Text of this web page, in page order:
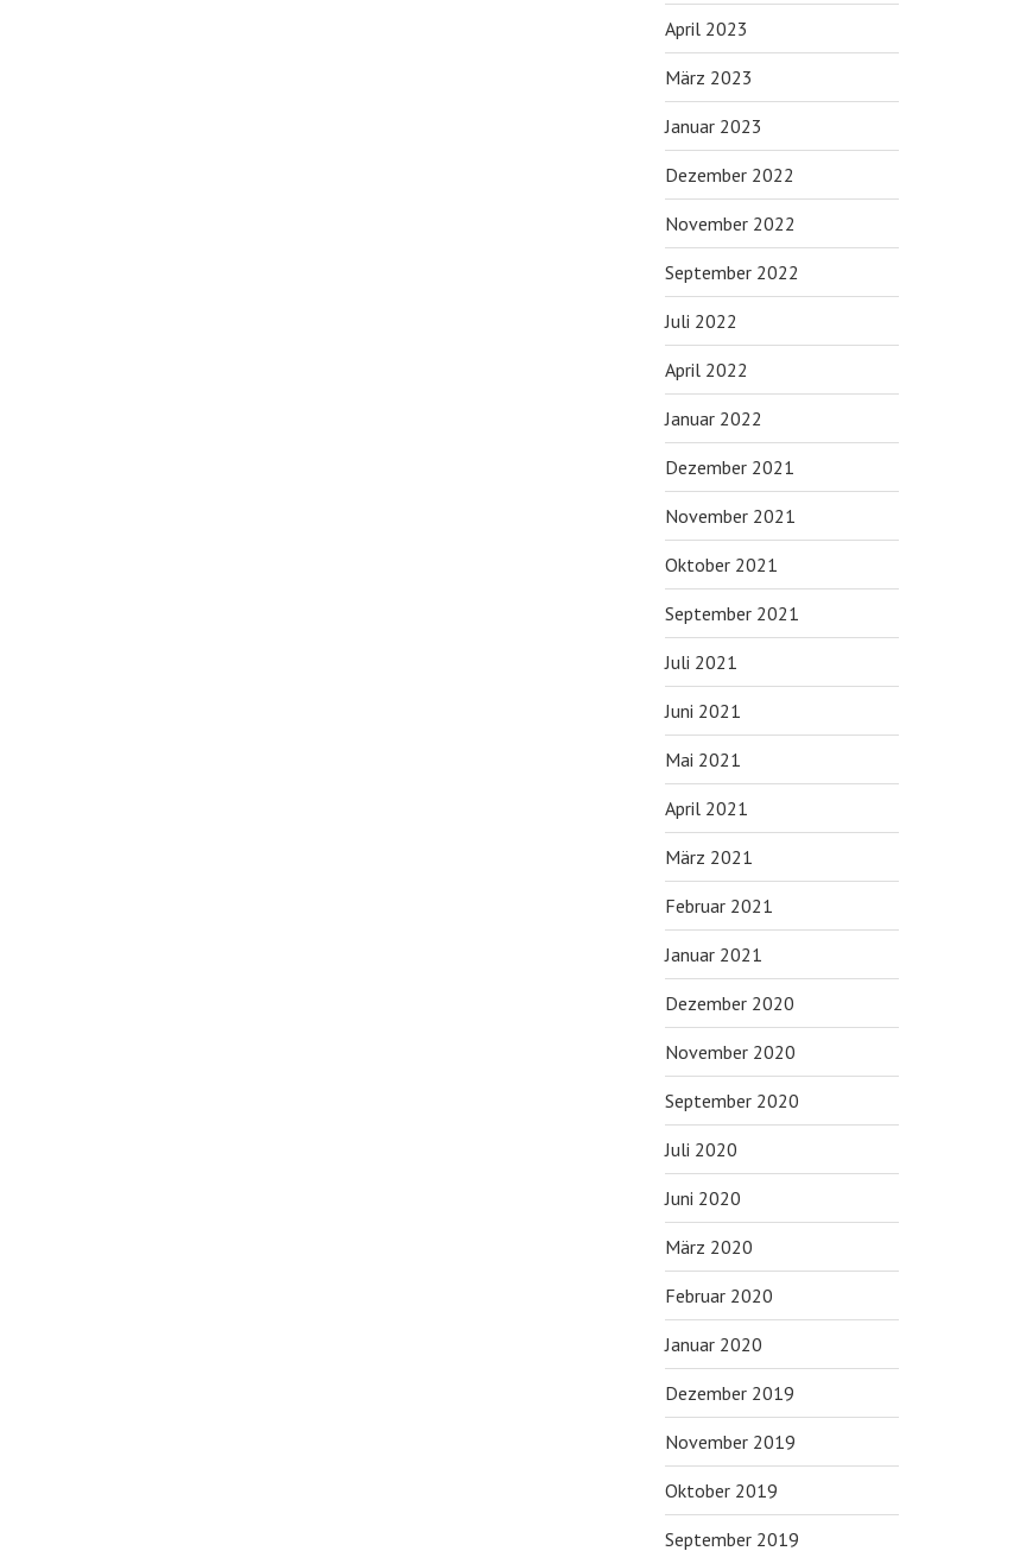
April 2023
März 2023
Januar 2023
Dezember 2022
November 2022
September 2022
Juli 2022
April 2022
Januar 2022
Dezember 2021
November 2021
Oktober 2021
September 2021
Juli 2021
Juni 2021
Mai 2021
April 2021
März 2021
Februar 2021
Januar 2021
Dezember 2020
November 2020
September 2020
Juli 2020
Juni 2020
März 2020
Februar 2020
Januar 2020
Dezember 2019
November 2019
Oktober 2019
September 2019